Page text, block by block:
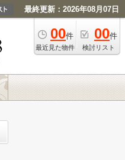
最終更新：2026年08月07日
00件
最近見た物件
00件
検討リスト